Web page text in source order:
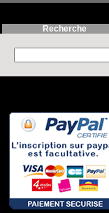
Recherche